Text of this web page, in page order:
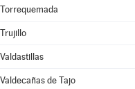
Torrequemada
Trujillo
Valdastillas
Valdecañas de Tajo